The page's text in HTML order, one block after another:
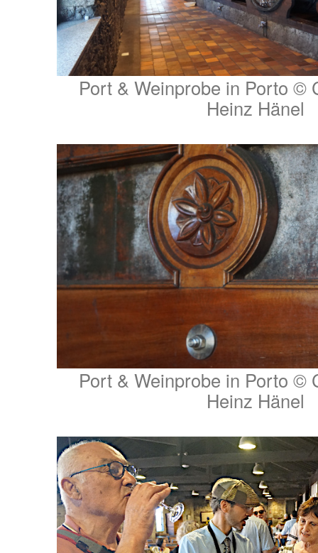
Port & Weinprobe in Porto ©
Heinz Hänel
Port & Weinprobe in Porto ©
Heinz Hänel